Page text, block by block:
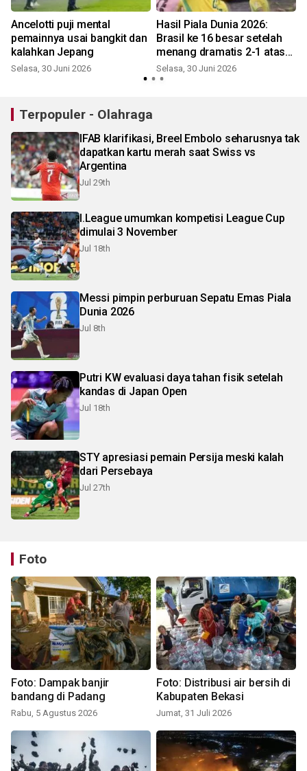
Ancelotti puji mental
pemainnya usai bangkit dan
kalahkan Jepang
Selasa, 30 Juni 2026
Hasil Piala Dunia 2026:
Brasil ke 16 besar setelah
menang dramatis 2-1 atas
Jepang
Selasa, 30 Juni 2026
Terpopuler - Olahraga
IFAB klarifikasi, Breel Embolo seharusnya tak
dapatkan kartu merah saat Swiss vs
Argentina
Jul 29th
I.League umumkan kompetisi League Cup
dimulai 3 November
Jul 18th
Messi pimpin perburuan Sepatu Emas Piala
Dunia 2026
Jul 8th
Putri KW evaluasi daya tahan fisik setelah
kandas di Japan Open
Jul 18th
STY apresiasi pemain Persija meski kalah
dari Persebaya
Jul 27th
Foto
Foto: Dampak banjir
bandang di Padang
Rabu, 5 Agustus 2026
Foto: Distribusi air bersih di
Kabupaten Bekasi
Jumat, 31 Juli 2026